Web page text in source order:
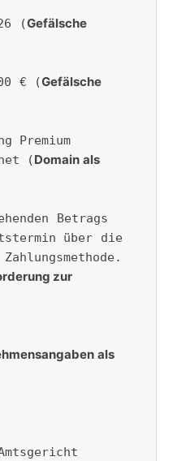
(Gefälsche
€ (Gefälsche
Premium
(Domain als
Betrags
über die
zur
als